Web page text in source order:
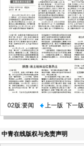
02版:要闻 上一版 下一版
中青在线版权与免责声明